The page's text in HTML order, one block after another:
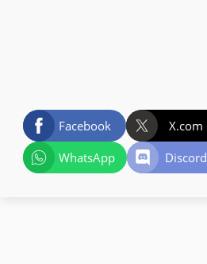
Facebook X.com
WhatsApp
Discord